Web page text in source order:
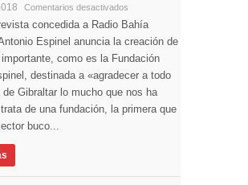
Comentarios desactivados
concedida a Radio Bahía
Espinel anuncia la creación de
como es la Fundación
destinada a «agradecer a todo
de Gibraltar lo mucho que nos ha
de una fundación, la primera que
buco...